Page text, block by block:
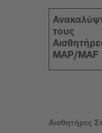
τους
MAP/MAF
Αισθητήρες